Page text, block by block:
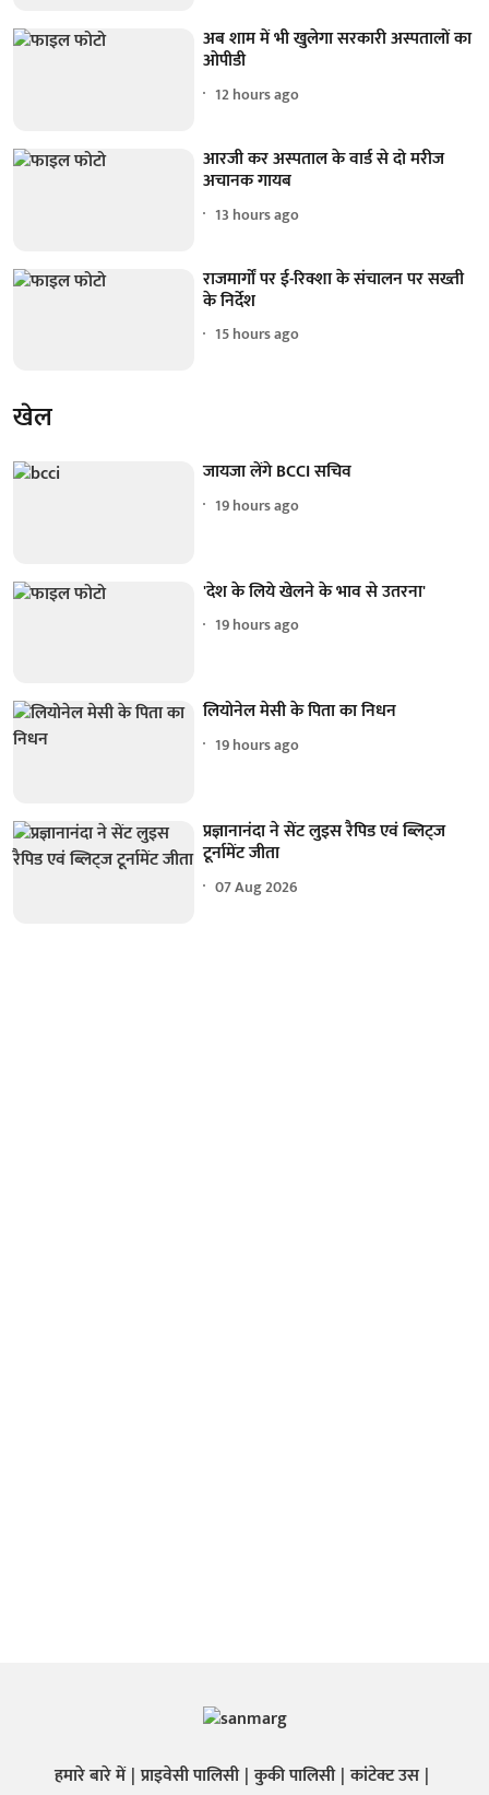
अब शाम में भी खुलेगा सरकारी अस्पतालों का
ओपीडी
12 hours ago
आरजी कर अस्पताल के वार्ड से दो मरीज
अचानक गायब
13 hours ago
राजमार्गों पर ई-रिक्शा के संचालन पर सख्ती
के निर्देश
15 hours ago
खेल
जायजा लेंगे BCCI सचिव
19 hours ago
'देश के लिये खेलने के भाव से उतरना'
19 hours ago
लियोनेल मेसी के पिता का निधन
19 hours ago
प्रज्ञानानंदा ने सेंट लुइस रैपिड एवं ब्लिट्ज
टूर्नामेंट जीता
07 Aug 2026
हमारे बारे में प्राइवेसी पालिसी कुकी पालिसी कांटेक्ट उस